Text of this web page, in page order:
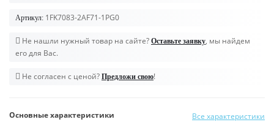
Артикул: 1FK7083-2AF71-1PG0
Не нашли нужный товар на сайте? Оставьте заявку, мы найдем
его для Вас.
Не согласен с ценой? Предложи свою!
Основные характеристики Все характеристики